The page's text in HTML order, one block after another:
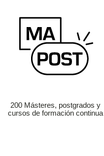
200 Másteres, postgrados y
cursos de formación continua